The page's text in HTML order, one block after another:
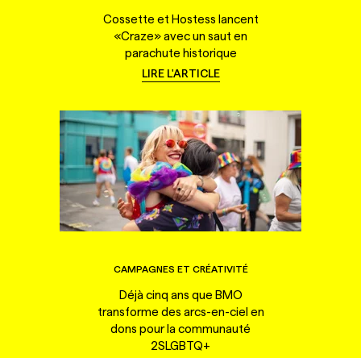
Cossette et Hostess lancent
«Craze» avec un saut en
parachute historique
LIRE L'ARTICLE
CAMPAGNES ET CRÉATIVITÉ
Déjà cinq ans que BMO
transforme des arcs-en-ciel en
dons pour la communauté
2SLGBTQ+